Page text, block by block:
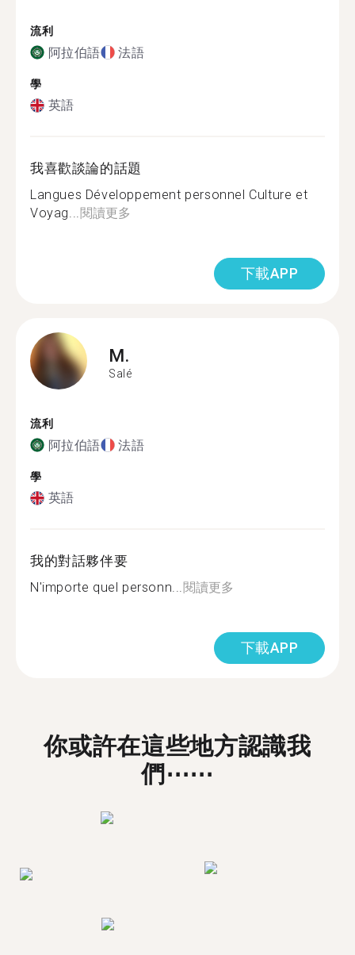
流利
阿拉伯語 法語
學
英語
我喜歡談論的話題
Langues Développement personnel Culture et
Voyag...閱讀更多
下載APP
M.
Salé
流利
阿拉伯語 法語
學
英語
我的對話夥伴要
N'importe quel personn...閱讀更多
下載APP
你或許在這些地方認識我
們⋯⋯